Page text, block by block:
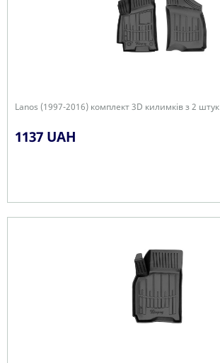
Lanos (1997-2016) комплект 3D килимків з 2 штук
1137 UAH